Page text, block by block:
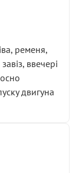
ременя,
ввечері
двигуна